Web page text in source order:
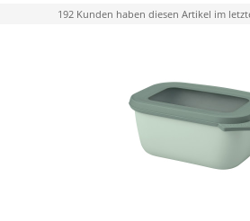
192 Kunden haben diesen Artikel im